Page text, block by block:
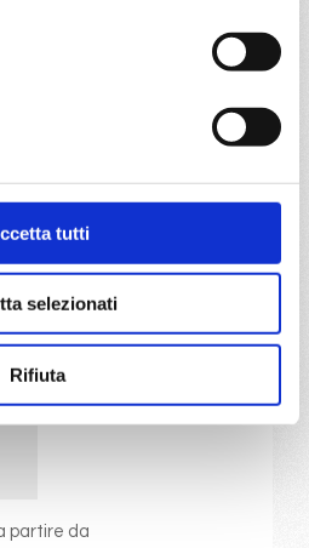
tutti
selezionati
Rifiuta
10/07/2027
€ 1.113
€ 1.163
partire da